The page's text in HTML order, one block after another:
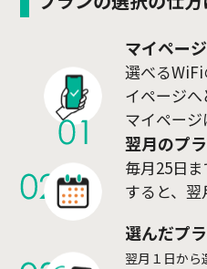
マイペー
選べる
イページへ
マイページ
翌月のプ
毎月25日
すると、翌
選んだプ
翌月１日から